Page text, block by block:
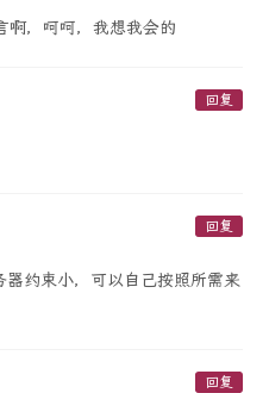
啊，呵呵，我想我会的
回复
回复
器约束小，可以自己按照所需来
回复